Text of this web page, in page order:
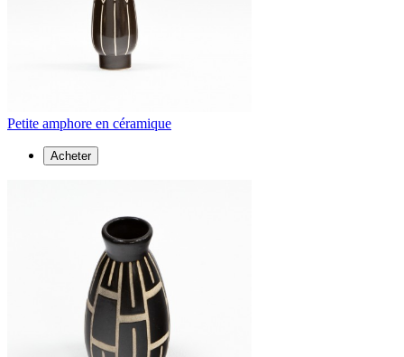
Petite amphore en céramique
Acheter